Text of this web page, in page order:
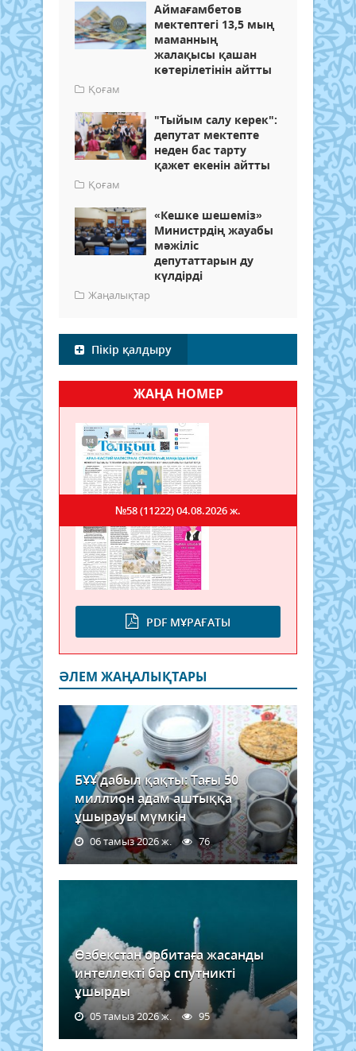
Аймағамбетов
мектептегі 13,5 мың
маманның
жалақысы қашан
көтерілетінін айтты
Қоғам
"Тыйым салу керек":
депутат мектепте
неден бас тарту
қажет екенін айтты
Қоғам
«Кешке шешеміз»
Министрдің жауабы
мәжіліс
депутаттарын ду
күлдірді
Жаңалықтар
Пікір қалдыру
ЖАҢА НОМЕР
PDF МҰРАҒАТЫ
№58 (11222)04.08.2026 ж.
ӘЛЕМ ЖАҢАЛЫҚТАРЫ
БҰҰ дабыл қақты: Тағы 50
миллион адам аштыққа
ұшырауы мүмкін
06 тамыз 2026 ж. 76
Өзбекстан орбитаға жасанды
интеллекті бар спутникті
ұшырды
05 тамыз 2026 ж. 95